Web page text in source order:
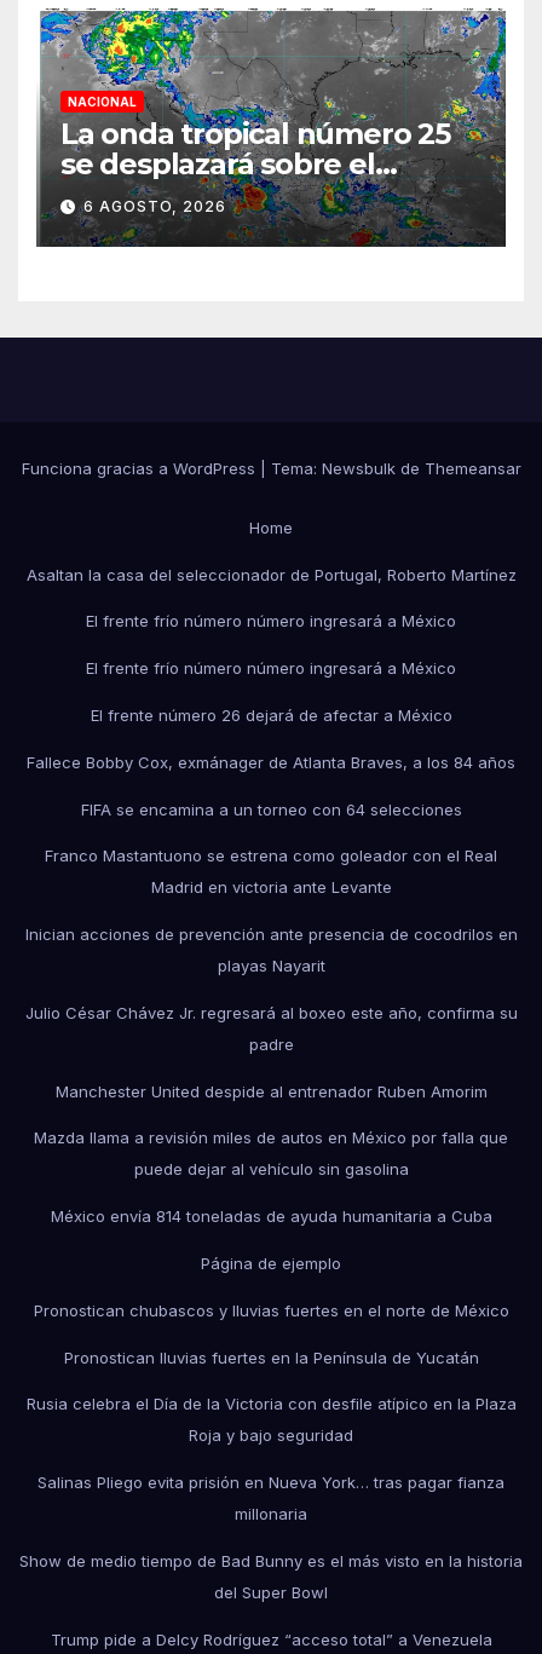
NACIONAL
La onda tropical número 25
se desplazará sobre el
sureste mexicano
6 AGOSTO, 2026
Funciona gracias a WordPress Tema: Newsbulkde Themeansar
Home
Asaltan la casa del seleccionador de Portugal, Roberto Martínez
El frente frío número número ingresará a México
El frente frío número número ingresará a México
El frente número 26 dejará de afectar a México
Fallece Bobby Cox, exmánager de Atlanta Braves, a los 84 años
FIFA se encamina a un torneo con 64 selecciones
Franco Mastantuono se estrena como goleador con el Real
Madrid en victoria ante Levante
Inician acciones de prevención ante presencia de cocodrilos en
playas Nayarit
Julio César Chávez Jr. regresará al boxeo este año, confirma su
padre
Manchester United despide al entrenador Ruben Amorim
Mazda llama a revisión miles de autos en México por falla que
puede dejar al vehículo sin gasolina
México envía 814 toneladas de ayuda humanitaria a Cuba
Página de ejemplo
Pronostican chubascos y lluvias fuertes en el norte de México
Pronostican lluvias fuertes en la Península de Yucatán
Rusia celebra el Día de la Victoria con desfile atípico en la Plaza
Roja y bajo seguridad
Salinas Pliego evita prisión en Nueva York… tras pagar fianza
millonaria
Show de medio tiempo de Bad Bunny es el más visto en la historia
del Super Bowl
Trump pide a Delcy Rodríguez “acceso total” a Venezuela